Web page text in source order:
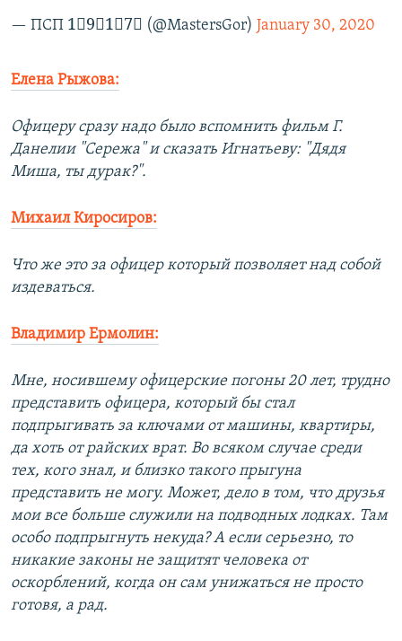
— ПСП 1⃣9⃣1⃣7⃣ (@MastersGor) January 30, 2020
Елена Рыжова:
Офицеру сразу надо было вспомнить фильм Г.
Данелии "Сережа" и сказать Игнатьеву: "Дядя
Миша, ты дурак?".
Михаил Киросиров:
Что же это за офицер который позволяет над собой
издеваться.
Владимир Ермолин:
Мне, носившему офицерские погоны 20 лет, трудно
представить офицера, который бы стал
подпрыгивать за ключами от машины, квартиры,
да хоть от райских врат. Во всяком случае среди
тех, кого знал, и близко такого прыгуна
представить не могу. Может, дело в том, что друзья
мои все больше служили на подводных лодках. Там
особо подпрыгнуть некуда? А если серьезно, то
никакие законы не защитят человека от
оскорблений, когда он сам унижаться не просто
готовя, а рад.